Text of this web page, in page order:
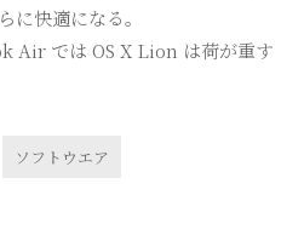
に快適になる。
Air では OS X Lion は荷が重す
ソフトウエア